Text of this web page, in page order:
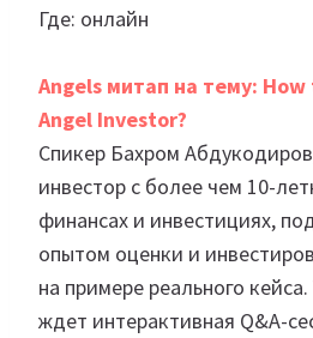
Где: онлайн
Angels митап на тему: How
Angel Investor?
Спикер Бахром
инвестор с более чем 10-
финансах и инвестициях,
опытом оценки и
на примере реального
ждет интерактивная Q&A-